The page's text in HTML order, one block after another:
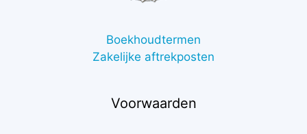
Boekhoudtermen
Zakelijke aftrekposten
Voorwaarden